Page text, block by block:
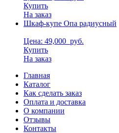
Купить
На заказ
Шкаф-купе Опа радиусный
Цена: 49,000 руб.
Купить
На заказ
Главная
Каталог
Как сделать заказ
Оплата и доставка
О компании
Отзывы
Контакты